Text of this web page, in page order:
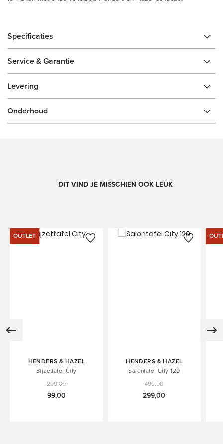
Specificaties
Service & Garantie
Levering
Onderhoud
DIT VIND JE MISSCHIEN OOK LEUK
OUTLET
HENDERS & HAZEL
Bijzettafel City
299,00
99,00
HENDERS & HAZEL
Salontafel City 120
499,00
299,00